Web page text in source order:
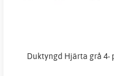
Duktyngd Hjärta grå 4-